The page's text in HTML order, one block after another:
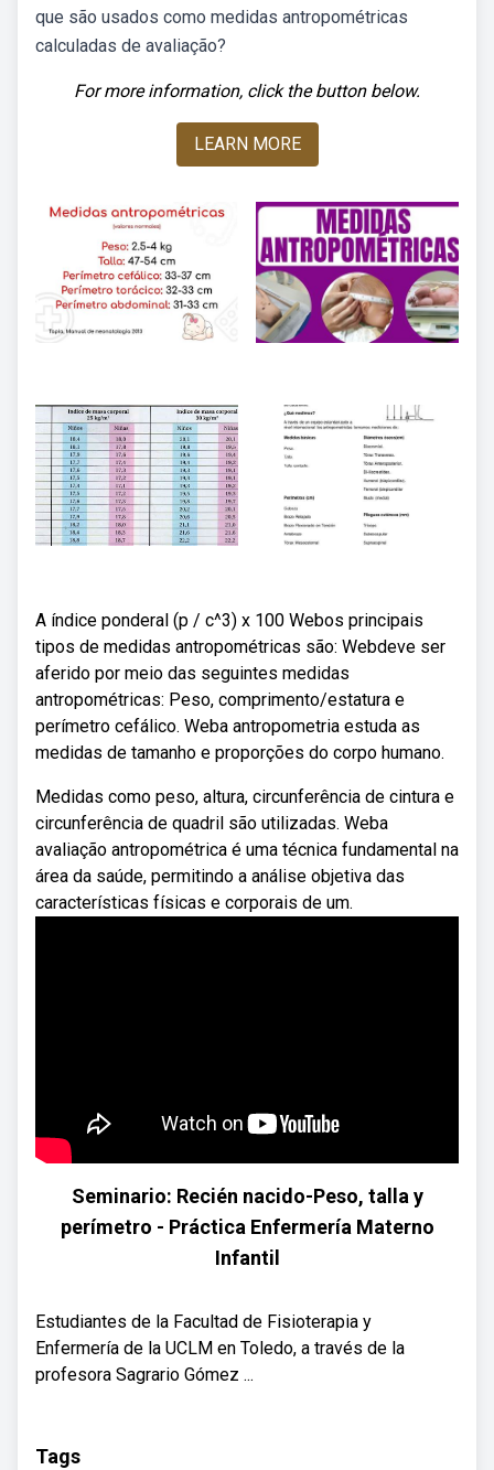
que são usados como medidas antropométricas
calculadas de avaliação?
For more information, click the button below.
LEARN MORE
A índice ponderal (p / c^3) x 100 Webos principais
tipos de medidas antropométricas são: Webdeve ser
aferido por meio das seguintes medidas
antropométricas: Peso, comprimento/estatura e
perímetro cefálico. Weba antropometria estuda as
medidas de tamanho e proporções do corpo humano.
Medidas como peso, altura, circunferência de cintura e
circunferência de quadril são utilizadas. Weba
avaliação antropométrica é uma técnica fundamental na
área da saúde, permitindo a análise objetiva das
características físicas e corporais de um.
Seminario: Recién nacido-Peso, talla y
perímetro - Práctica Enfermería Materno
Infantil
Estudiantes de la Facultad de Fisioterapia y
Enfermería de la UCLM en Toledo, a través de la
profesora Sagrario Gómez ...
Tags